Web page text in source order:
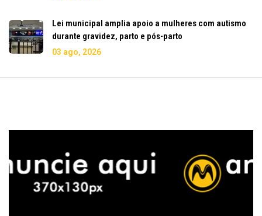
Lei municipal amplia apoio a mulheres com autismo
durante gravidez, parto e pós-parto
03 ago, 2026